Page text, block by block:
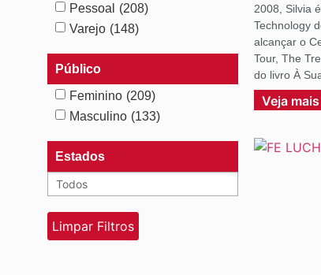
Pessoal
(208)
Varejo (148)
Público
Feminino (209)
Masculino (133)
Estados
2008, Silvia
Technology
alcançar o
Tour, The
do livro À
Veja mais